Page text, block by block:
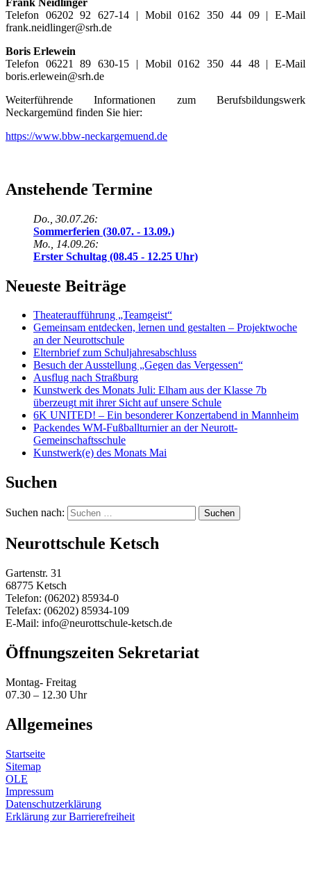
Telefon 06202 92 627-14 | Mobil 0162 350 44 09 | E-Mail
frank.neidlinger@srh.de
Boris Erlewein
Telefon 06221 89 630-15 | Mobil 0162 350 44 48 | E-Mail
boris.erlewein@srh.de
Weiterführende Informationen zum Berufsbildungswerk
Neckargemünd finden Sie hier:
https://www.bbw-neckargemuend.de
Anstehende Termine
Do., 30.07.26:
Sommerferien (30.07. - 13.09.)
Mo., 14.09.26:
Erster Schultag (08.45 - 12.25 Uhr)
Neueste Beiträge
Theateraufführung „Teamgeist“
Gemeinsam entdecken, lernen und gestalten – Projektwoche
an der Neurottschule
Elternbrief zum Schuljahresabschluss
Besuch der Ausstellung „Gegen das Vergessen“
Ausflug nach Straßburg
Kunstwerk des Monats Juli: Elham aus der Klasse 7b
überzeugt mit ihrer Sicht auf unsere Schule
6K UNITED! – Ein besonderer Konzertabend in Mannheim
Packendes WM-Fußballturnier an der Neurott-
Gemeinschaftsschule
Kunstwerk(e) des Monats Mai
Suchen
Suchen nach:
Neurottschule Ketsch
Gartenstr. 31
68775 Ketsch
Telefon: (06202) 85934-0
Telefax: (06202) 85934-109
E-Mail: info@neurottschule-ketsch.de
Öffnungszeiten Sekretariat
Montag- Freitag
07.30 – 12.30 Uhr
Allgemeines
Startseite
Sitemap
OLE
Impressum
Datenschutzerklärung
Erklärung zur Barrierefreiheit